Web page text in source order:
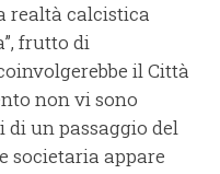
realtà calcistica
frutto di
il Città
non vi sono
di un passaggio del
societaria appare